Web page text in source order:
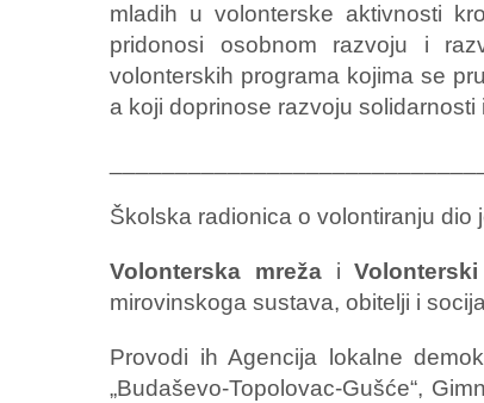
mladih u volonterske aktivnosti
pridonosi osobnom razvoju i
volonterskih programa kojima se
a koji doprinose razvoju
Školska radionica o volontiranju dio
Volonterska mrežai
mirovinskoga sustava, obitelji i
Provodi ih Agencija lokalne
„Budaševo-Topolovac-Gušće“,